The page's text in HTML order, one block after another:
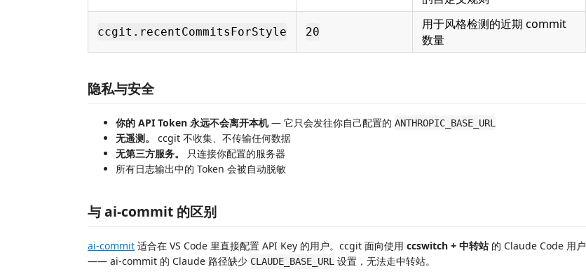
ccgit.recentCommitsForStyle 20
用于风格检测的近期 commit
数量
隐私与安全
你的 API Token 永远不会离开本机— 它只会发往你自己配置的 ANTHROPIC_BASE_URL
无遥测。
ccgit 不收集、不传输任何数据
无第三方服务。
只连接你配置的服务器
所有日志输出中的 Token 会被自动脱敏
与 ai-commit 的区别
ai-commit 适合在 VS Code 里直接配置 API Key 的用户。ccgit 面向使用 ccswitch + 中转站 的 Claude Code 用户
—— ai-commit 的 Claude 路径缺少 CLAUDE_BASE_URL 设置，无法走中转站。